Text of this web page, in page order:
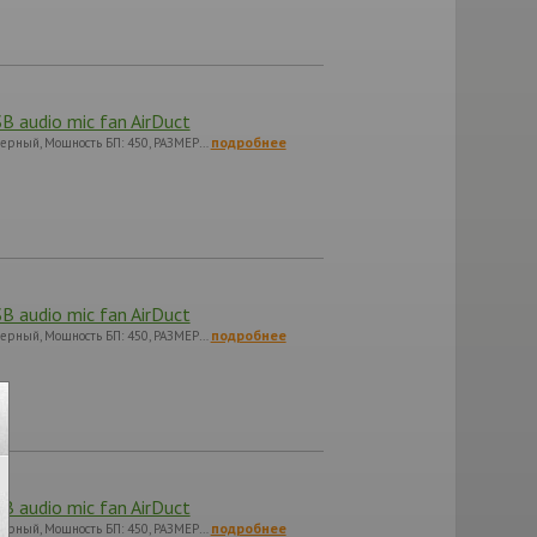
audio mic fan AirDuct
Мощность БП: 450, РАЗМЕР… подробнее
audio mic fan AirDuct
Мощность БП: 450, РАЗМЕР… подробнее
audio mic fan AirDuct
Мощность БП: 450, РАЗМЕР… подробнее